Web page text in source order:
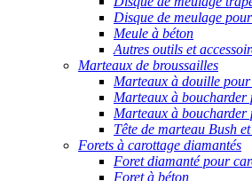
Disque de meulage
Meule à béton
Autres outils et
Marteaux de broussailles
Marteaux à douille pour
Marteaux à boucharder
Marteaux à boucharder
Tête de marteau Bush
Forets à carottage diamantés
Foret diamanté pour
Foret à béton